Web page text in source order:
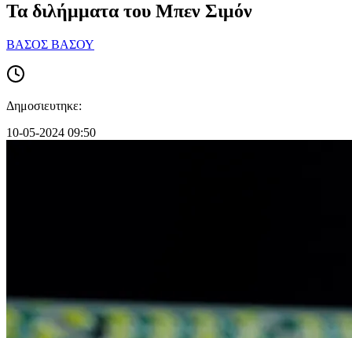
Τα διλήμματα του Μπεν Σιμόν
ΒΑΣΟΣ ΒΑΣΟΥ
Δημοσιευτηκε:
10-05-2024 09:50